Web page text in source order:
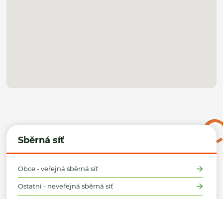
Sběrná síť
Obce - veřejná sběrná síť
Ostatní - neveřejná sběrná síť